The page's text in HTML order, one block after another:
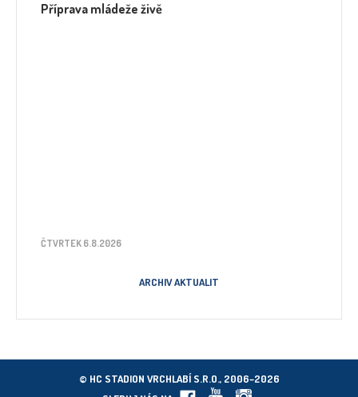
Příprava mládeže živě
ČTVRTEK 6.8.2026
ARCHIV AKTUALIT
© HC STADION VRCHLABÍ S.R.O., 2006–2026